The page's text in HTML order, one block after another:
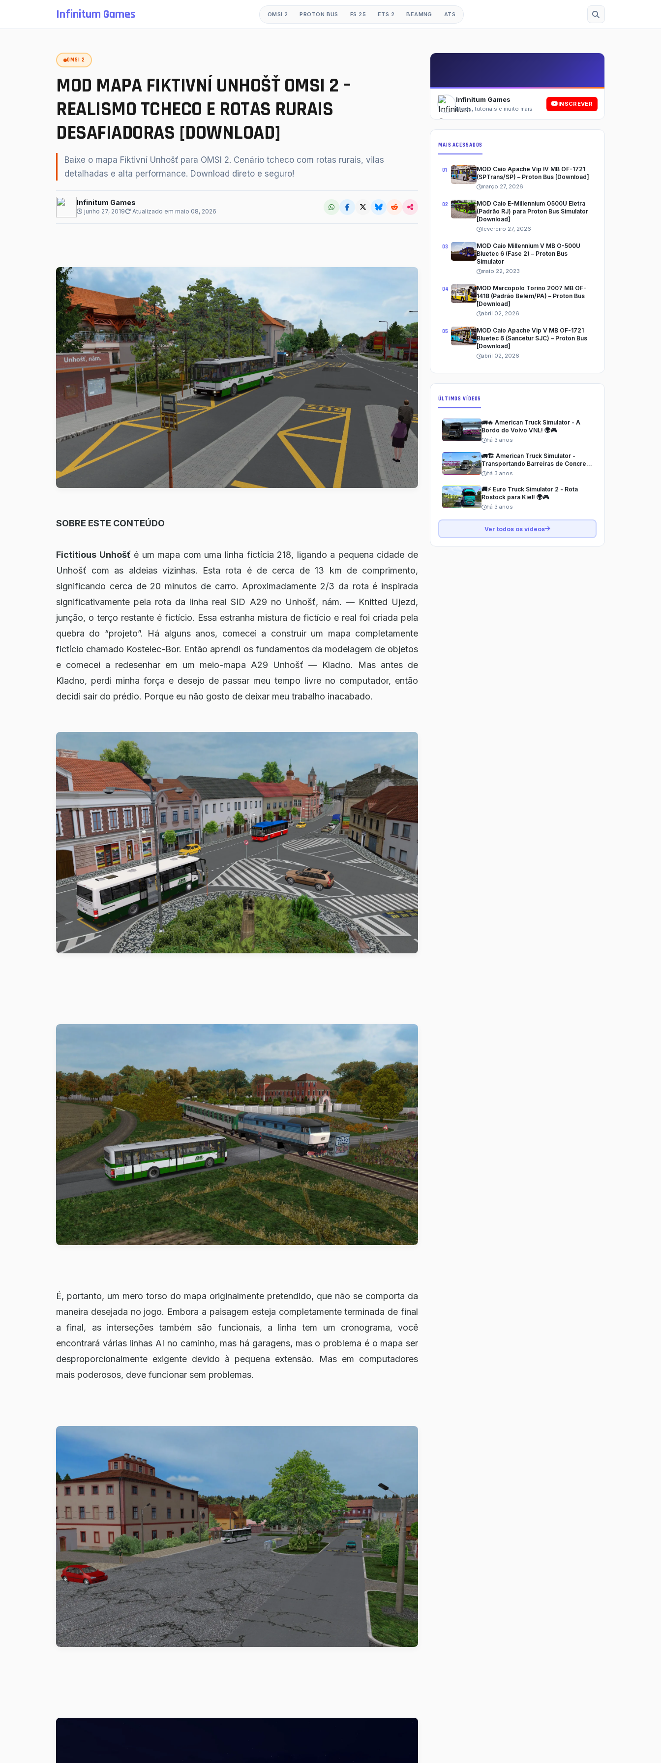
Infinitum Games OMSI 2 PROTON BUS FS 25 ETS 2 BEAMNG ATS
Proton Bus Simulator
Mods ETS 2
Farming Simulator 25
American Truck Simulator
OMSI 2
MOD MAPA FIKTIVNÍ UNHOŠŤ OMSI 2 –
REALISMO TCHECO E ROTAS RURAIS
DESAFIADORAS [DOWNLOAD]
Baixe o mapa Fiktivní Unhošť para OMSI 2. Cenário tcheco com rotas rurais, vilas
detalhadas e alta performance. Download direto e seguro!
Infinitum Games
junho 27, 2019 Atualizado em maio 08, 2026
SOBRE ESTE CONTEÚDO
Fictitious Unhošťé um mapa com uma linha fictícia 218, ligando a pequena cidade de
Unhošť com as aldeias vizinhas. Esta rota é de cerca de 13 km de comprimento,
significando cerca de 20 minutos de carro. Aproximadamente 2/3 da rota é inspirada
significativamente pela rota da linha real SID A29 no Unhošť, nám. — Knitted Ujezd,
junção, o terço restante é fictício. Essa estranha mistura de fictício e real foi criada pela
quebra do “projeto”. Há alguns anos, comecei a construir um mapa completamente
fictício chamado Kostelec-Bor. Então aprendi os fundamentos da modelagem de objetos
e comecei a redesenhar em um meio-mapa A29 Unhošť — Kladno. Mas antes de
Kladno, perdi minha força e desejo de passar meu tempo livre no computador, então
decidi sair do prédio. Porque eu não gosto de deixar meu trabalho inacabado.
É, portanto, um mero torso do mapa originalmente pretendido, que não se comporta da
maneira desejada no jogo. Embora a paisagem esteja completamente terminada de final
a final, as interseções também são funcionais, a linha tem um cronograma, você
encontrará várias linhas AI no caminho, mas há garagens, mas o problema é o mapa ser
desproporcionalmente exigente devido à pequena extensão. Mas em computadores
mais poderosos, deve funcionar sem problemas.
Infinitum Games
Mods, tutoriais e muito mais
INSCREVER
MAIS ACESSADOS
MOD Caio Apache Vip IV MB OF-1721
(SPTrans/SP) – Proton Bus [Download]
março 27, 2026
MOD Caio E-Millennium O500U Eletra
(Padrão RJ) para Proton Bus Simulator
[Download]
fevereiro 27, 2026
MOD Caio Millennium V MB O-500U
Bluetec 6 (Fase 2) – Proton Bus
Simulator
maio 22, 2023
MOD Marcopolo Torino 2007 MB OF-
1418 (Padrão Belém/PA) – Proton Bus
[Download]
abril 02, 2026
MOD Caio Apache Vip V MB OF-1721
Bluetec 6 (Sancetur SJC) – Proton Bus
[Download]
abril 02, 2026
ÚLTIMOS VÍDEOS
🚛🔥 American Truck Simulator - A
Bordo do Volvo VNL! 🌍🎮
há 3 anos
🚛🏗️ American Truck Simulator -
Transportando Barreiras de Concreto
até San Diego! 🌍🎮
há 3 anos
🚚⚡ Euro Truck Simulator 2 - Rota
Rostock para Kiel! 🌍🎮
há 3 anos
Ver todos os vídeos